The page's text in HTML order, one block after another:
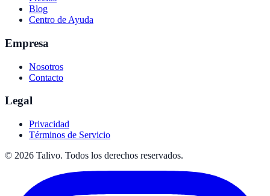
Blog
Centro de Ayuda
Empresa
Nosotros
Contacto
Legal
Privacidad
Términos de Servicio
© 2026 Talivo. Todos los derechos reservados.